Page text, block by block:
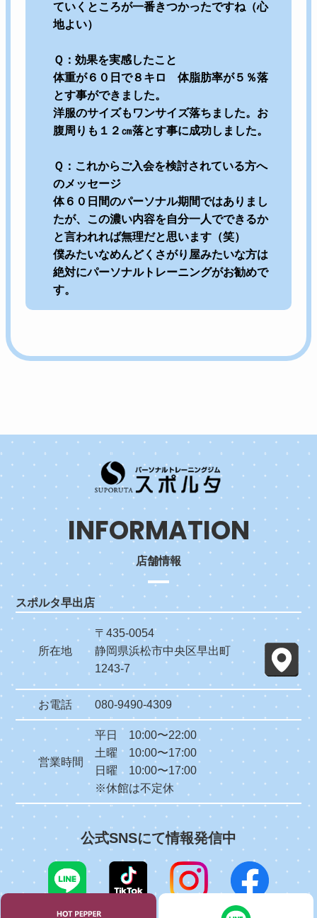
ていくところが一番きつかったですね（心
地よい）
Ｑ：効果を実感したこと
体重が６０日で８キロ 体脂肪率が５％落
とす事ができました。
洋服のサイズもワンサイズ落ちました。お
腹周りも１２㎝落とす事に成功しました。
Ｑ：これからご入会を検討されている方へ
のメッセージ
体６０日間のパーソナル期間ではありまし
たが、この濃い内容を自分一人でできるか
と言われれば無理だと思います（笑）
僕みたいなめんどくさがり屋みたいな方は
絶対にパーソナルトレーニングがお勧めで
す。
INFORMATION
店舗情報
スポルタ早出店
所在地
〒435-0054
静岡県浜松市中央区早出町
1243-7
お電話 080-9490-4309
営業時間
平日 10:00〜22:00
土曜 10:00〜17:00
日曜 10:00〜17:00
※休館は不定休
公式SNSにて情報発信中